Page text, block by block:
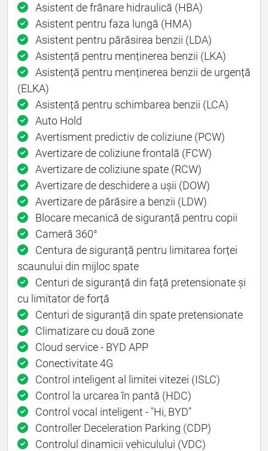
Asistent de frânare hidraulică (HBA)
Asistent pentru faza lungă (HMA)
Asistent pentru părăsirea benzii (LDA)
Asistență pentru menținerea benzii (LKA)
Asistență pentru menținerea benzii de urgență
(ELKA)
Asistență pentru schimbarea benzii (LCA)
Auto Hold
Avertisment predictiv de coliziune (PCW)
Avertizare de coliziune frontală (FCW)
Avertizare de coliziune spate (RCW)
Avertizare de deschidere a ușii (DOW)
Avertizare de părăsire a benzii (LDW)
Blocare mecanică de siguranță pentru copii
Cameră 360°
Centura de siguranță pentru limitarea forței
scaunului din mijloc spate
Centuri de siguranță din față pretensionate și
cu limitator de forță
Centuri de siguranță din spate pretensionate
Climatizare cu două zone
Cloud service - BYD APP
Conectivitate 4G
Control inteligent al limitei vitezei (ISLC)
Control la urcarea în pantă (HDC)
Control vocal inteligent - "Hi, BYD"
Controller Deceleration Parking (CDP)
Controlul dinamicii vehiculului (VDC)